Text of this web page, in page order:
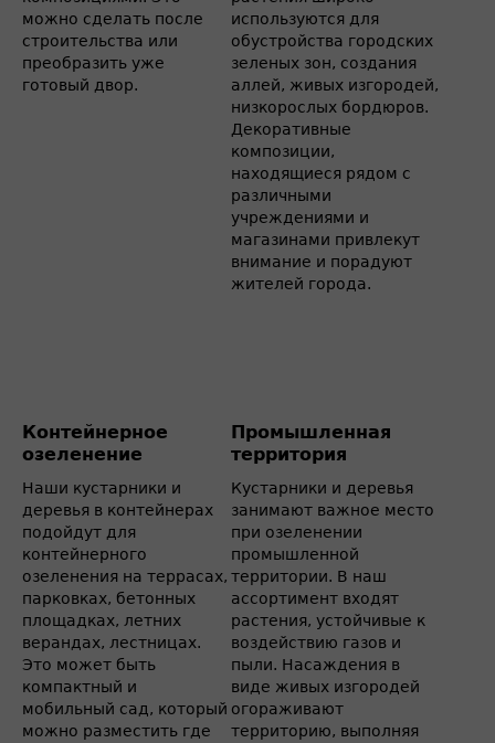
можно сделать после
строительства или
преобразить уже
готовый двор.
используются для
обустройства городских
зеленых зон, создания
аллей, живых изгородей,
низкорослых бордюров.
Декоративные
композиции,
находящиеся рядом с
различными
учреждениями и
магазинами привлекут
внимание и порадуют
жителей города.
Контейнерное
озеленение
Наши кустарники и
деревья в контейнерах
подойдут для
контейнерного
озеленения на террасах,
парковках, бетонных
площадках, летних
верандах, лестницах.
Это может быть
компактный и
мобильный сад, который
можно разместить где
Промышленная
территория
Кустарники и деревья
занимают важное место
при озеленении
промышленной
территории. В наш
ассортимент входят
растения, устойчивые к
воздействию газов и
пыли. Насаждения в
виде живых изгородей
огораживают
территорию, выполняя